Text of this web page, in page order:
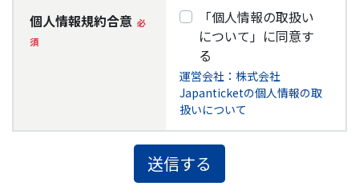
個人情報規約合意
「個人情報の取扱い
について」に同意す
る
運営会社：株式会社
Japanticketの個人情報の取
扱いについて